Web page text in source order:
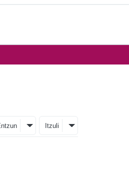
Itzuli